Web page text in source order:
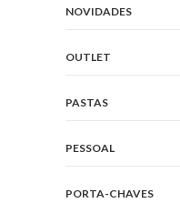
NOVIDADES
OUTLET
PASTAS
PESSOAL
PORTA-CHAVES